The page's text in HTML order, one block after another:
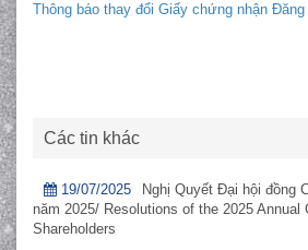
Thông báo thay đổi Giấy chứng nhận
Các tin khác
19/07/2025
Nghị Quyết Đại hội đồng
năm 2025/ Resolutions of the 2025 Annual
Shareholders